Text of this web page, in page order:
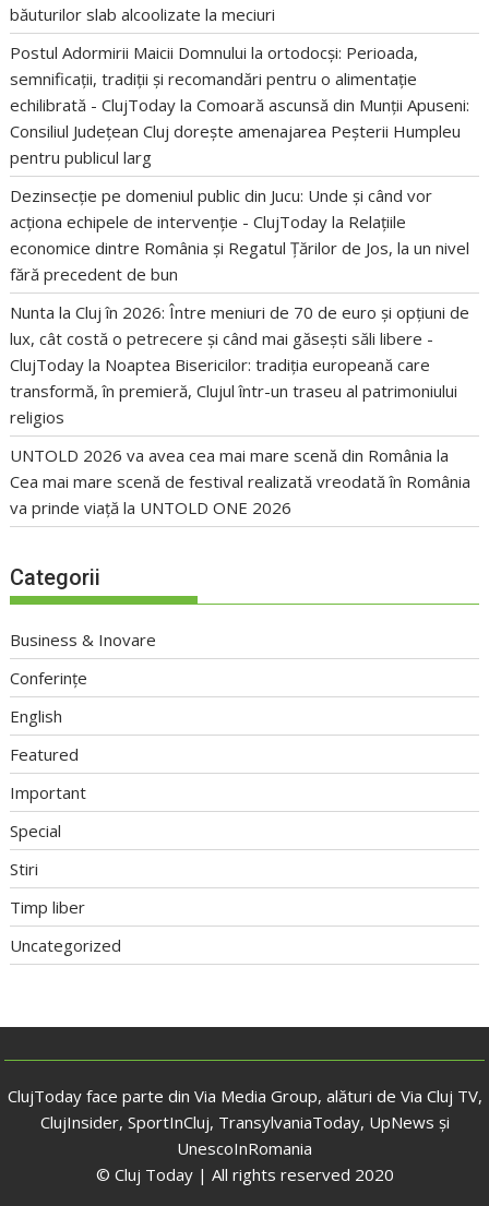
băuturilor slab alcoolizate la meciuri
Postul Adormirii Maicii Domnului la ortodocși: Perioada,
semnificații, tradiții și recomandări pentru o alimentație
echilibrată - ClujToday laComoară ascunsă din Munții Apuseni:
Consiliul Județean Cluj dorește amenajarea Peșterii Humpleu
pentru publicul larg
Dezinsecție pe domeniul public din Jucu: Unde și când vor
acționa echipele de intervenție - ClujToday la Relațiile
economice dintre România și Regatul Țărilor de Jos, la un nivel
fără precedent de bun
Nunta la Cluj în 2026: Între meniuri de 70 de euro și opțiuni de
lux, cât costă o petrecere și când mai găsești săli libere -
ClujToday la Noaptea Bisericilor: tradiția europeană care
transformă, în premieră, Clujul într-un traseu al patrimoniului
religios
UNTOLD 2026 va avea cea mai mare scenă din România la
Cea mai mare scenă de festival realizată vreodată în România
va prinde viață la UNTOLD ONE 2026
Categorii
Business & Inovare
Conferințe
English
Featured
Important
Special
Stiri
Timp liber
Uncategorized
ClujToday face parte din Via Media Group, alături de Via Cluj TV,
ClujInsider, SportInCluj, TransylvaniaToday, UpNews și
UnescoInRomania
© Cluj Today | All rights reserved 2020